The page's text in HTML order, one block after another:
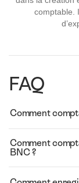
comptable.
FAQ
Comment
Comment
BNC ?